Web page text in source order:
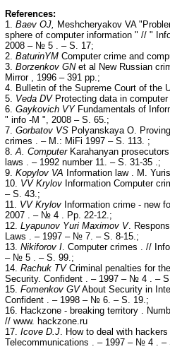
References:
1. Baev OJ, Meshcheryakov VA
sphere of computer information " // "
2008 – № 5 . – S. 17;
2. BaturinYM Computer crime and
3. Borzenkov GNet al New Russian
Mirror , 1996 – 391 pp.;
4. Bulletin of the Supreme Court of
5. Veda DVProtecting data in
6. Gaykovich VYFundamentals of
" info -M ", 2008 – S. 65.;
7. Gorbatov VS Polyanskaya O.
crimes . – M.: MiFi 1997 – S. 113. ;
8.A. ComputerKarahanyan
laws . – 1992 number 11. – S. 31-35 .;
9. Kopylov VA Information law . M.
10. VV Krylov Information Computer
– S. 43.;
11. VV Krylov Information crime - new
2007 . – № 4 . Pp. 22-12.;
12. Lyapunov Yuri Maximov V.
Laws . – 1997 – № 7. – S. 8-15.;
13. Nikiforov I. Computer crimes . //
– № 5 . – S. 99.;
14. Rachuk TVCriminal penalties for
Security. Confident . – 1997 – № 4 . –
15. Fomenkov GVAbout Security in
Confident . – 1998 – № 6. – S. 19.;
16. Hackzone - breaking territory .
// www. hackzone.ru
17. Icove D.J. How to deal with
Telecommunications . – 1997 – № 4 . –